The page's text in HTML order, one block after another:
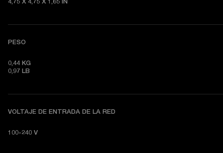
PESO
0,44 KG
0,97 LB
VOLTAJE DE ENTRADA DE LA RED
100-240 V